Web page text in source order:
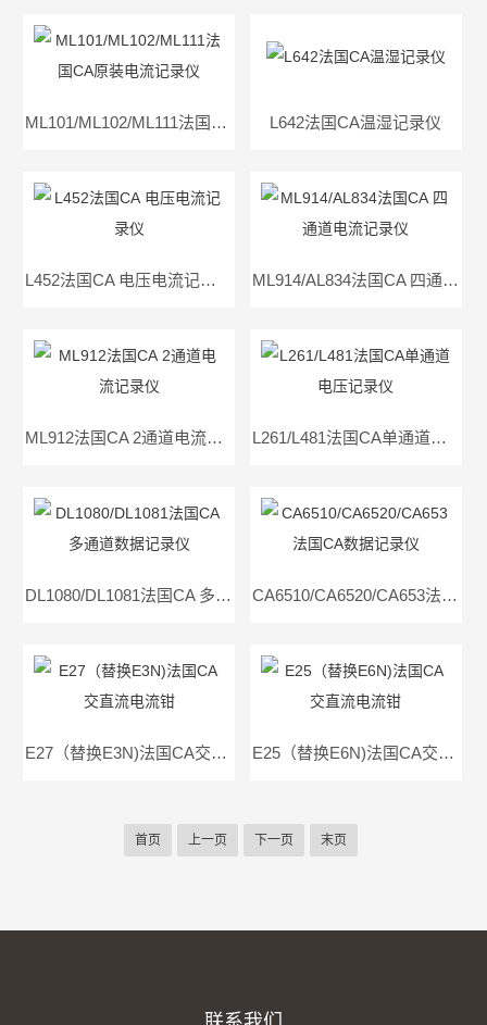
ML101/ML102/ML111法国CA原装电流记录仪 L642法国CA温湿记录仪
L452法国CA 电压电流记录仪 ML914/AL834法国CA 四通道电流记录仪
ML912法国CA 2通道电流记录仪 L261/L481法国CA单通道电压记录仪
DL1080/DL1081法国CA 多通道数据记录仪 CA6510/CA6520/CA653法国CA数据记录仪
E27（替换E3N)法国CA交直流电流钳 E25（替换E6N)法国CA交直流电流钳
首页 上一页 下一页 末页